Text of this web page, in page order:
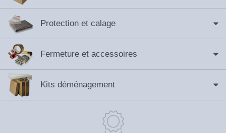
Protection et calage
Fermeture et accessoires
Kits déménagement